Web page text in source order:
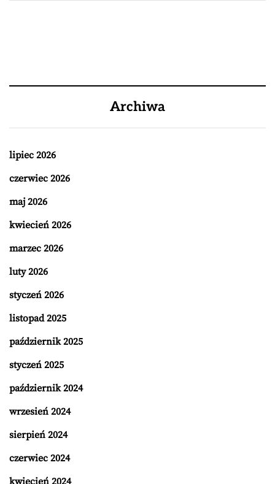
Archiwa
lipiec 2026
czerwiec 2026
maj 2026
kwiecień 2026
marzec 2026
luty 2026
styczeń 2026
listopad 2025
październik 2025
styczeń 2025
październik 2024
wrzesień 2024
sierpień 2024
czerwiec 2024